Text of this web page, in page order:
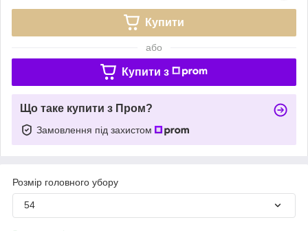
Купити
або
Купити з
Що таке купити з Пром?
Замовлення під захистом
Розмір головного убору
54